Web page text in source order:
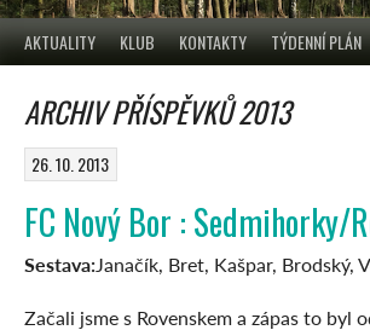
AKTUALITY KLUB KONTAKTY TÝDENNÍ PLÁN
ARCHIV PŘÍSPĚVKŮ 2013
26. 10. 2013
FC Nový Bor : Sedmihorky/
Sestava:Janačík, Bret, Kašpar, Brodský,
Začali jsme s Rovenskem a zápas to byl